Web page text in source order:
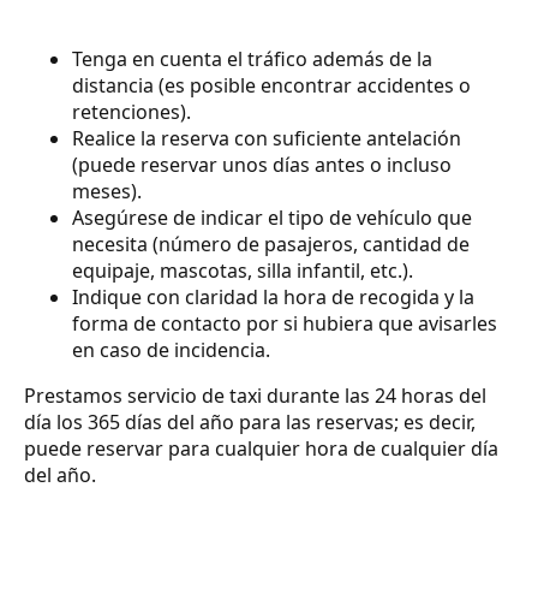
Tenga en cuenta el tráfico además de la
distancia (es posible encontrar accidentes o
retenciones).
Realice la reserva con suficiente antelación
(puede reservar unos días antes o incluso
meses).
Asegúrese de indicar el tipo de vehículo que
necesita (número de pasajeros, cantidad de
equipaje, mascotas, silla infantil, etc.).
Indique con claridad la hora de recogida y la
forma de contacto por si hubiera que avisarles
en caso de incidencia.
Prestamos servicio de taxi durante las 24 horas del
día los 365 días del año para las reservas; es decir,
puede reservar para cualquier hora de cualquier día
del año.